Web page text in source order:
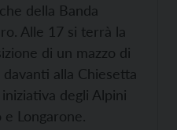
della Banda
Alle 17 si terrà la
di un mazzo di
alla Chiesetta
degli Alpini
Longarone.